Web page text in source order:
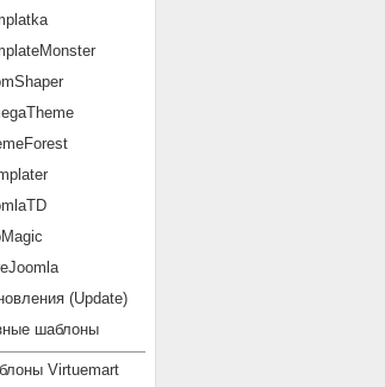
(Update)
шаблоны
Virtuemart